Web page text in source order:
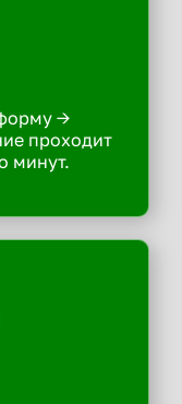
->
проходит
минут.